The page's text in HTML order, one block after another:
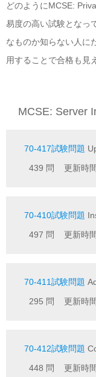
どのようにMCSE:
易度の高い試験となっ
なものか知らない人に
用することで合格も見
MCSE: Server
70-417試験問題
439 問 更新時
70-410試験問題
497 問 更新時
70-411試験問題
295 問 更新時
70-412試験問題
448 問 更新時